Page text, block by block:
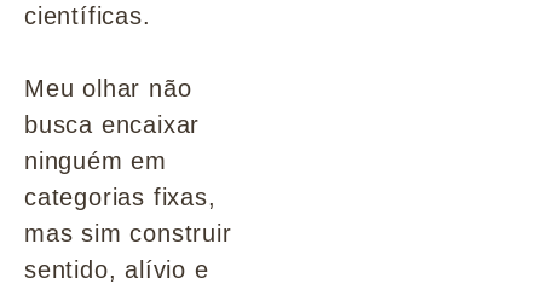
científicas.
Meu olhar não
busca encaixar
ninguém em
categorias fixas,
mas sim construir
sentido, alívio e